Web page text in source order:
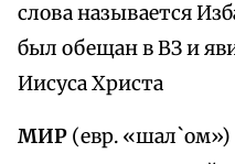
слова называется
был обещан в ВЗ и
Иисуса Христа
МИР (евр. «шал`ом»)